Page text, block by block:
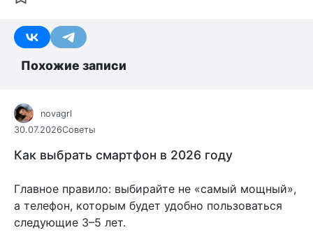
Похожие записи
novagrl
30.07.2026Советы
Как выбрать смартфон в 2026 году
Главное правило: выбирайте не «самый мощный»,
а телефон, которым будет удобно пользоваться
следующие 3–5 лет.